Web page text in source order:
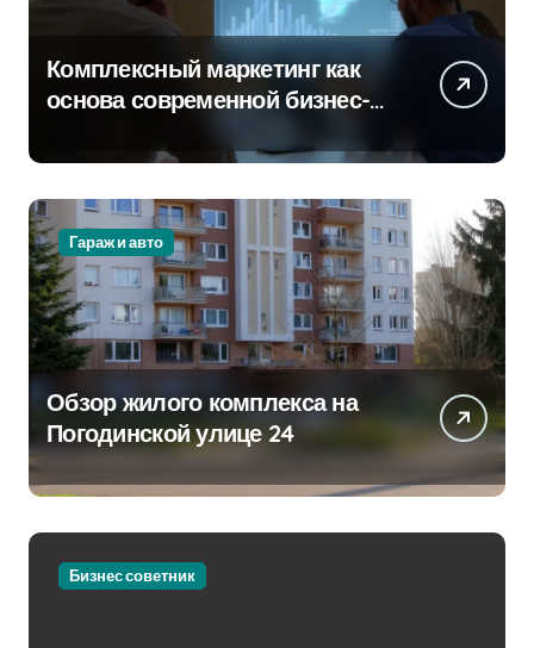
Комплексный маркетинг как
основа современной бизнес-
Гараж и авто
Обзор жилого комплекса на
Погодинской улице 24
Бизнес советник